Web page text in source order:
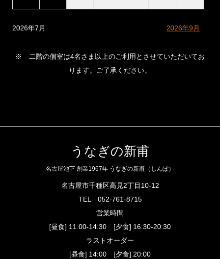
2026年7月 2026年9月
※ 二階の個室は4名さま以上のご利用とさせていただいてお
ります。ご了承ください。
うなぎの新甫
名古屋池下 創業1967年 うなぎの新甫（しんぽ）
名古屋市千種区高見2丁目10-12
TEL 052-761-8715
営業時間
[昼食] 11:00-14:30 [夕食] 16:30-20:30
ラストオーダー
[昼食] 14:00 [夕食] 20:00